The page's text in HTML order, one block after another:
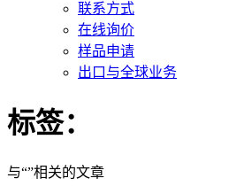
联系方式
在线询价
样品申请
出口与全球业务
标签：
与“”相关的文章